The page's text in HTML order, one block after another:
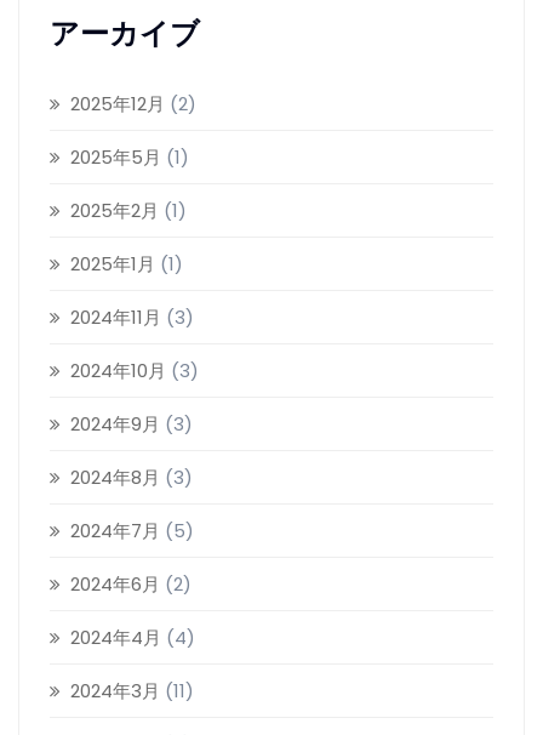
ビ
ゲ
ー
シ
ョ
ン
アーカイブ
2025年12月 (2)
2025年5月 (1)
2025年2月 (1)
2025年1月 (1)
2024年11月 (3)
2024年10月 (3)
2024年9月 (3)
2024年8月 (3)
2024年7月 (5)
2024年6月 (2)
2024年4月 (4)
2024年3月 (11)